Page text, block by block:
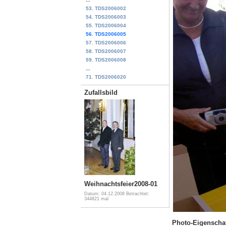
53. TDS2006002
54. TDS2006003
55. TDS2006004
56. TDS2006005
57. TDS2006006
58. TDS2006007
59. TDS2006008
71. TDS2006020
Zufallsbild
Weihnachtsfeier2008-01
Datum: 04.12.2008 Betrachtet:
344821 mal
Photo-